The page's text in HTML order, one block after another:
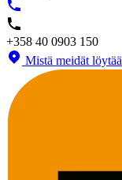
+358 40 0903 150
Mistä meidät löytää